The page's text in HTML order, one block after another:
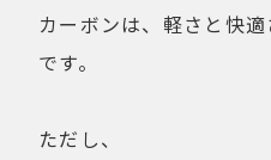
カーボンは、軽さと快
です。
ただし、